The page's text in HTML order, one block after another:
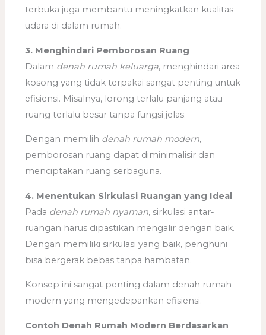
terbuka juga membantu meningkatkan kualitas
udara di dalam rumah.
3. Menghindari Pemborosan Ruang
Dalam denah rumah keluarga, menghindari area
kosong yang tidak terpakai sangat penting untuk
efisiensi. Misalnya, lorong terlalu panjang atau
ruang terlalu besar tanpa fungsi jelas.
Dengan memilih denah rumah modern,
pemborosan ruang dapat diminimalisir dan
menciptakan ruang serbaguna.
4. Menentukan Sirkulasi Ruangan yang Ideal
Pada denah rumah nyaman, sirkulasi antar-
ruangan harus dipastikan mengalir dengan baik.
Dengan memiliki sirkulasi yang baik, penghuni
bisa bergerak bebas tanpa hambatan.
Konsep ini sangat penting dalam denah rumah
modern yang mengedepankan efisiensi.
Contoh Denah Rumah Modern Berdasarkan